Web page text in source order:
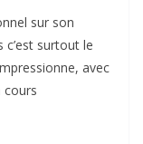
sur son
surtout le
avec
cours